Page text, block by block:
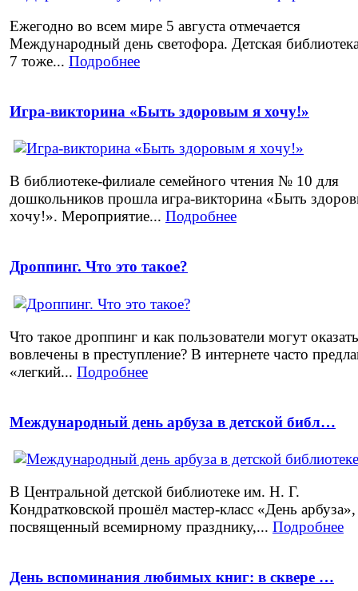
Ежегодно во всем мире 5 августа отмечается
Международный день светофора. Детская
7 тоже... Подробнее
Игра-викторина «Быть здоровым я хочу!»
В библиотеке-филиале семейного чтения № 10 для
дошкольников прошла игра-викторина «Быть
хочу!». Мероприятие... Подробнее
Дроппинг. Что это такое?
Что такое дроппинг и как пользователи могут
вовлечены в преступление? В интернете часто
«легкий... Подробнее
Международный день арбуза в детской библ…
В Центральной детской библиотеке им. Н. Г.
Кондратковской прошёл мастер-класс «День арбуза»,
посвященный всемирному празднику,... Подробнее
День вспоминания любимых книг: в сквере …